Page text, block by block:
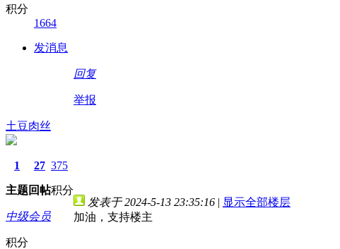
积分
1664
发消息
回复
举报
土豆肉丝
1
主题
27
回帖
375
积分
中级会员
积分
发表于 2024-5-13 23:35:16 | 显示全部楼层
加油，支持楼主